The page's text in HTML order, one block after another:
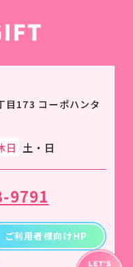
目173 コーポハンタ
日 土・日
9791
ご利用者様向けHP